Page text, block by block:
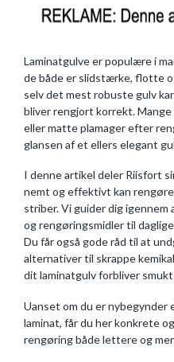
Laminatgulve er populære i
de både er slidstærke, flotte
selv det mest robuste gulv
bliver rengjort korrekt.
eller matte plamager efter
glansen af et ellers elegant
I denne artikel deler Riisfort
nemt og effektivt kan
striber. Vi guider dig
og rengøringsmidler til
Du får også gode råd til at
alternativer til skrappe
dit laminatgulv forbliver
Uanset om du er nybegynder
laminat, får du her konkrete
rengøring både lettere og